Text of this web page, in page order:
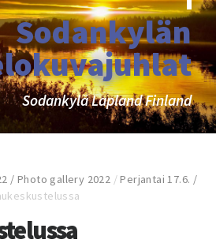
Sodankylän
Sodankylä Lapland Finland
/ Photo gallery 2022 /Perjantai 17.6. /